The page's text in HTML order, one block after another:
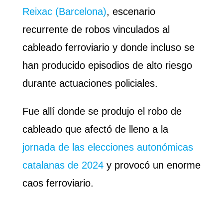
Reixac (Barcelona), escenario
recurrente de robos vinculados al
cableado ferroviario y donde incluso se
han producido episodios de alto riesgo
durante actuaciones policiales.
Fue allí donde se produjo el robo de
cableado que afectó de lleno a la
jornada de las elecciones autonómicas
catalanas de 2024y provocó un enorme
caos ferroviario.